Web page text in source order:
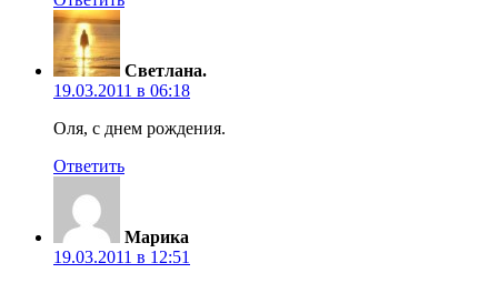
Светлана.
19.03.2011 в 06:18
Оля, с днем рождения.
Ответить
Марика
19.03.2011 в 12:51